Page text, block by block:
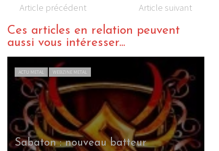
Article précédent Article suivant
Ces articles en relation peuvent
aussi vous intéresser...
ACTU METAL WEBZINE METAL
Sabaton : nouveau batteur